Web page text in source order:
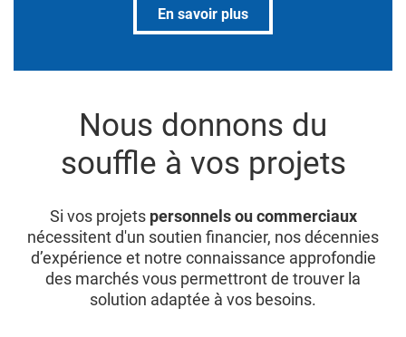
En savoir plus
Nous donnons du
souffle à vos projets
Si vos projets personnels ou commerciaux
nécessitent d'un soutien financier, nos décennies
d’expérience et notre connaissance approfondie
des marchés vous permettront de trouver la
solution adaptée à vos besoins.